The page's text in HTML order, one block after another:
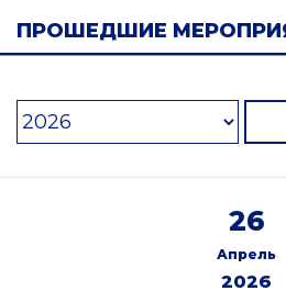
ПРОШЕДШИЕ
26
Апрель
2026